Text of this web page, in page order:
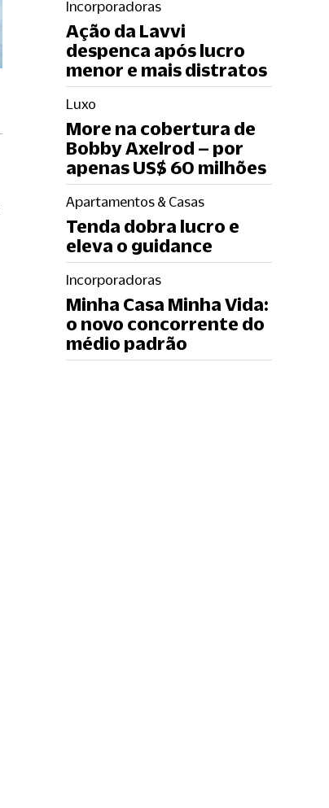
Incorporadoras
Ação da Lavvi
despenca após lucro
menor e mais distratos
Luxo
More na cobertura de
Bobby Axelrod – por
apenas US$ 60 milhões
Apartamentos & Casas
Tenda dobra lucro e
eleva o guidance
Incorporadoras
Minha Casa Minha Vida:
o novo concorrente do
médio padrão